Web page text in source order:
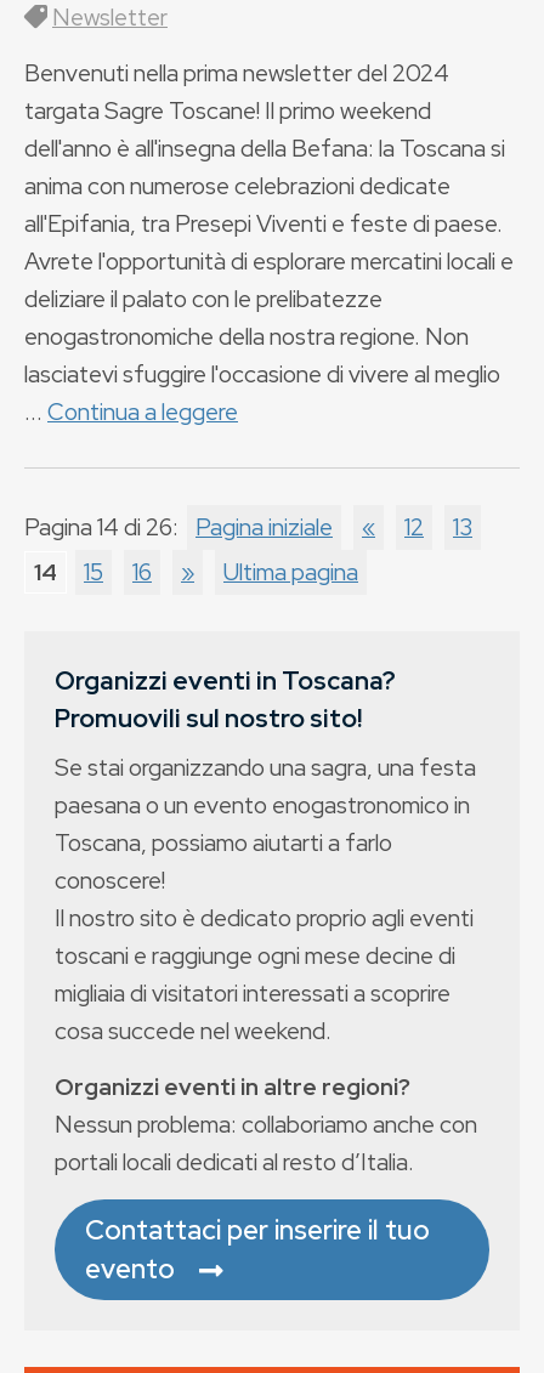
Newsletter
Benvenuti nella prima newsletter del 2024
targata Sagre Toscane! Il primo weekend
dell'anno è all'insegna della Befana: la Toscana si
anima con numerose celebrazioni dedicate
all'Epifania, tra Presepi Viventi e feste di paese.
Avrete l'opportunità di esplorare mercatini locali e
deliziare il palato con le prelibatezze
enogastronomiche della nostra regione. Non
lasciatevi sfuggire l'occasione di vivere al meglio
... Continua a leggere
Pagina 14 di 26: Pagina iniziale « 12
13
14
15 16 » Ultima pagina
Organizzi eventi in Toscana?
Promuovili sul nostro sito!
Se stai organizzando una sagra, una festa
paesana o un evento enogastronomico in
Toscana, possiamo aiutarti a farlo
conoscere!
Il nostro sito è dedicato proprio agli eventi
toscani e raggiunge ogni mese decine di
migliaia di visitatori interessati a scoprire
cosa succede nel weekend.
Organizzi eventi in altre regioni?
Nessun problema: collaboriamo anche con
portali locali dedicati al resto d’Italia.
Contattaci per inserire il tuo
evento